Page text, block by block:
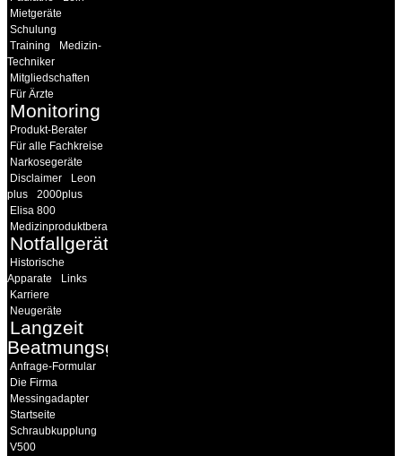
Mietgeräte
Schulung
Training
Medizin-
Techniker
Mitgliedschaften
Für Ärzte
Monitoring
Produkt-Berater
Für alle Fachkreise
Narkosegeräte
Disclaimer
Leon
plus
2000plus
Elisa 800
Medizinproduktberater
Notfallgeräte
Historische
Apparate
Links
Karriere
Neugeräte
Langzeit
Beatmungsgeräte
Anfrage-Formular
Die Firma
Messingadapter
Startseite
Schraubkupplung
V500